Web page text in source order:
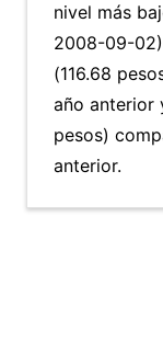
nivel más
2008-09-
(116.68
año anterior
pesos)
anterior.